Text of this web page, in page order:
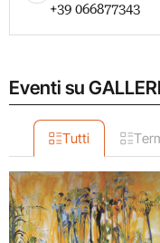
+39 066877343
Eventi su
Tutti